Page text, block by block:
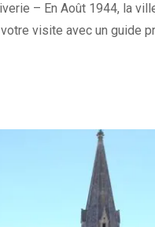
– En Août 1944, la
visite avec un guide